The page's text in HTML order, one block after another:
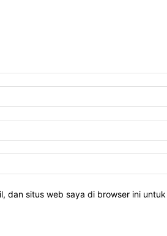
dan situs web saya di browser ini